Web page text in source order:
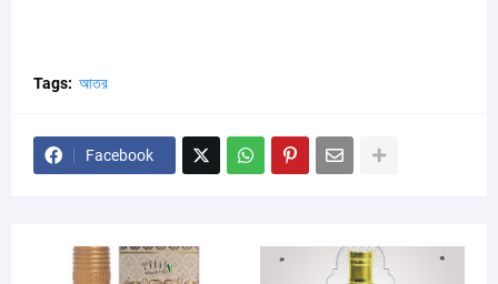
Tags: আতর
Facebook